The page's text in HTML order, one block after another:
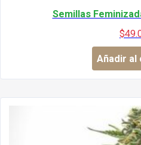
Semillas
$
Añadir al